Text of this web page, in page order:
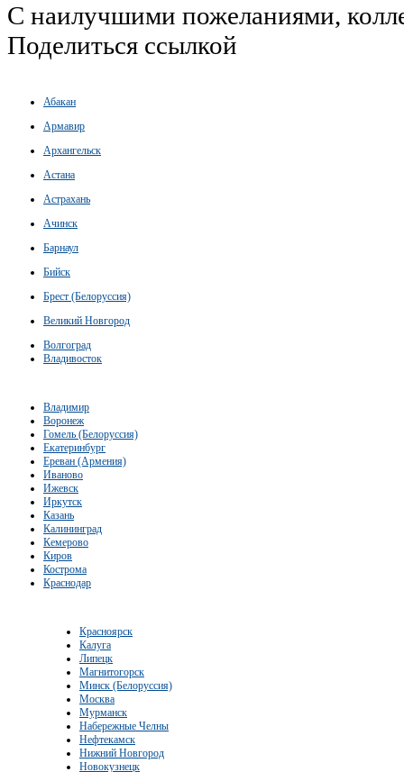
С наилучшими пожеланиями,
Поделиться ссылкой
Абакан
Армавир
Архангельск
Астана
Астрахань
Ачинск
Барнаул
Бийск
Брест (Белоруссия)
Великий Новгород
Волгоград
Владивосток
Владимир
Воронеж
Гомель (Белоруссия)
Екатеринбург
Ереван (Армения)
Иваново
Ижевск
Иркутск
Казань
Калининград
Кемерово
Киров
Кострома
Краснодар
Красноярск
Калуга
Липецк
Магнитогорск
Минск (Белоруссия)
Москва
Мурманск
Набережные Челны
Нефтекамск
Нижний Новгород
Новокузнецк